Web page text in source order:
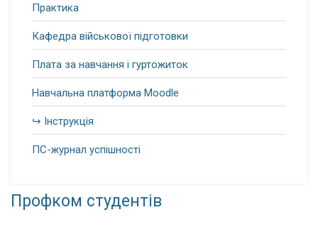
Практика
Кафедра військової підготовки
Плата за навчання і гуртожиток
Навчальна платформа Moodle
↪ Інструкція
ПС-журнал успішності
Профком студентів